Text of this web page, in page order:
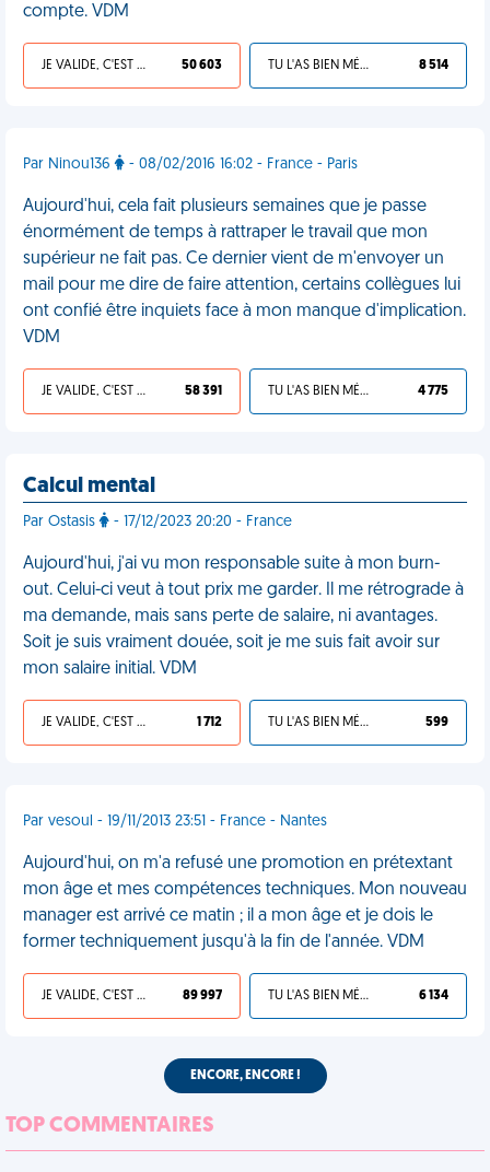
compte. VDM
JE VALIDE, C'EST UNE VDM 50 603 TU L'AS BIEN MÉRITÉ 8 514
Par Ninou136 - 08/02/2016 16:02 - France - Paris
Aujourd'hui, cela fait plusieurs semaines que je passe
énormément de temps à rattraper le travail que mon
supérieur ne fait pas. Ce dernier vient de m'envoyer un
mail pour me dire de faire attention, certains collègues lui
ont confié être inquiets face à mon manque d'implication.
VDM
JE VALIDE, C'EST UNE VDM 58 391 TU L'AS BIEN MÉRITÉ 4 775
Calcul mental
Par Ostasis - 17/12/2023 20:20 - France
Aujourd'hui, j'ai vu mon responsable suite à mon burn-
out. Celui-ci veut à tout prix me garder. Il me rétrograde à
ma demande, mais sans perte de salaire, ni avantages.
Soit je suis vraiment douée, soit je me suis fait avoir sur
mon salaire initial. VDM
JE VALIDE, C'EST UNE VDM 1 712 TU L'AS BIEN MÉRITÉ 599
Par vesoul - 19/11/2013 23:51 - France - Nantes
Aujourd'hui, on m'a refusé une promotion en prétextant
mon âge et mes compétences techniques. Mon nouveau
manager est arrivé ce matin ; il a mon âge et je dois le
former techniquement jusqu'à la fin de l'année. VDM
JE VALIDE, C'EST UNE VDM 89 997 TU L'AS BIEN MÉRITÉ 6 134
ENCORE, ENCORE !
TOP COMMENTAIRES